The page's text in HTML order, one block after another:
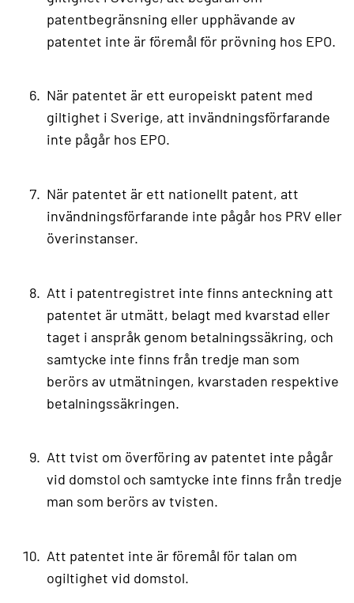
patentbegränsning eller upphävande av
patentet inte är föremål för prövning hos EPO.
När patentet är ett europeiskt patent med
giltighet i Sverige, att invändningsförfarande
inte pågår hos EPO.
När patentet är ett nationellt patent, att
invändningsförfarande inte pågår hos PRV eller
överinstanser.
Att i patentregistret inte finns anteckning att
patentet är utmätt, belagt med kvarstad eller
taget i anspråk genom betalningssäkring, och
samtycke inte finns från tredje man som
berörs av utmätningen, kvarstaden respektive
betalningssäkringen.
Att tvist om överföring av patentet inte pågår
vid domstol och samtycke inte finns från tredje
man som berörs av tvisten.
Att patentet inte är föremål för talan om
ogiltighet vid domstol.